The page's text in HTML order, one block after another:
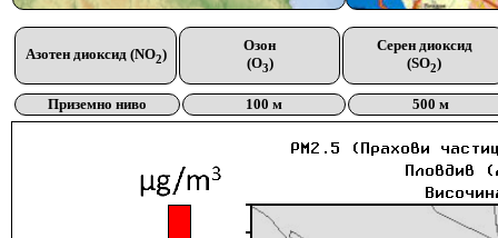
Азотен диоксид (NO2)
Озон
(O3)
Серен диоксид
(SO2)
Приземно ниво 100 м 500 м